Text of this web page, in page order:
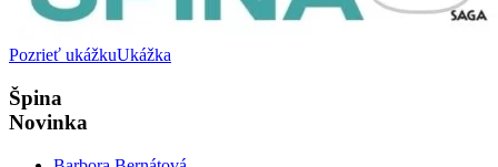
Pozrieť ukážkuUkážka
Špina
Novinka